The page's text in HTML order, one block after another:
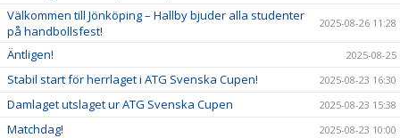
Välkommen till Jönköping – Hallby bjuder alla studenter
på handbollsfest!
2025-08-26 11:28
Äntligen! 2025-08-25
Stabil start för herrlaget i ATG Svenska Cupen! 2025-08-23 16:30
Damlaget utslaget ur ATG Svenska Cupen 2025-08-23 15:38
Matchdag! 2025-08-23 10:00